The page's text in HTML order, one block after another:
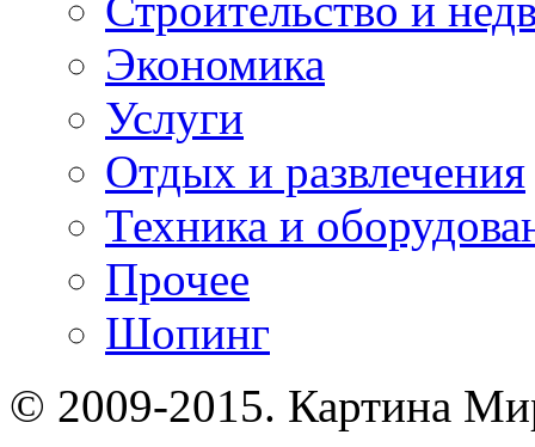
Экономика
Услуги
Отдых и развлечения
Техника и
Прочее
Шопинг
© 2009-2015. Картина